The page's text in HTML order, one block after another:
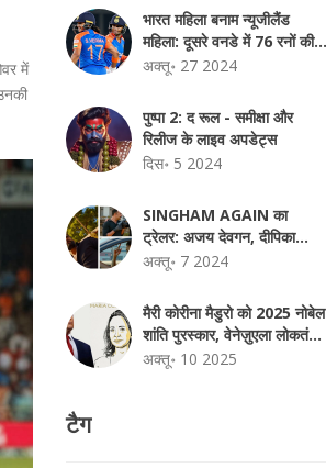
में
भारत महिला बनाम न्यूजीलैंड
महिला: दूसरे वनडे में 76 रनों की
रोमांचक जीत से न्यूजीलैंड ने की
अक्तू॰ 27 2024
पुष्पा 2: द रूल - समीक्षा और
रिलीज के लाइव अपडेट्स
दिस॰ 5 2024
SINGHAM AGAIN का
ट्रेलर: अजय देवगन, दीपिका
पादुकोण, करीना कपूर और अक्षय
एक्शन फिल्म
अक्तू॰ 7 2024
मैरी कोरीना मैडुरो को 2025 नोबेल
शांति पुरस्कार, वेनेज़ुएला लोकतंत्र
का प्रतीक
अक्तू॰ 10 2025
टैग